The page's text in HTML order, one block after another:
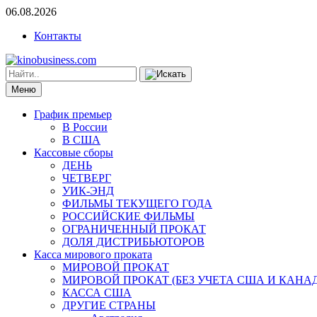
06.08.2026
Контакты
Меню
График премьер
В России
В США
Кассовые сборы
ДЕНЬ
ЧЕТВЕРГ
УИК-ЭНД
ФИЛЬМЫ ТЕКУЩЕГО ГОДА
РОССИЙСКИЕ ФИЛЬМЫ
ОГРАНИЧЕННЫЙ ПРОКАТ
ДОЛЯ ДИСТРИБЬЮТОРОВ
Касса мирового проката
МИРОВОЙ ПРОКАТ
МИРОВОЙ ПРОКАТ (БЕЗ УЧЕТА США И
КАССА США
ДРУГИЕ СТРАНЫ